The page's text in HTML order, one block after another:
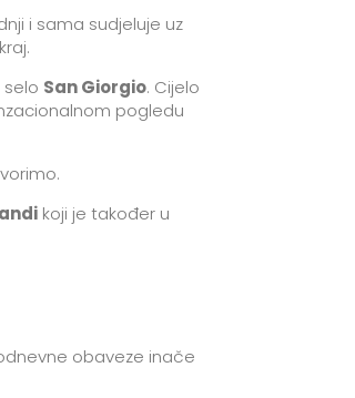
i sama sudjeluje uz
San Giorgio. Cijelo
pogledu
koji je također u
obaveze inače